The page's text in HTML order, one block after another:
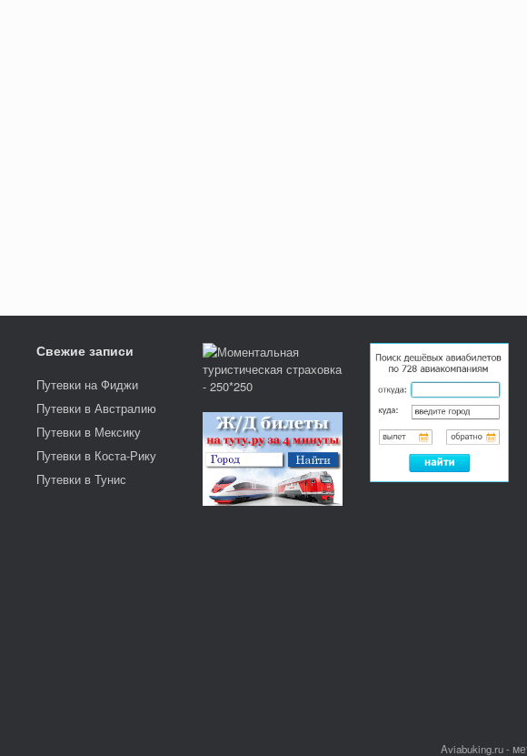
Свежие записи
Путевки на Фиджи
Путевки в Австралию
Путевки в Мексику
Путевки в Коста-Рику
Путевки в Тунис
Aviabuking.ru -